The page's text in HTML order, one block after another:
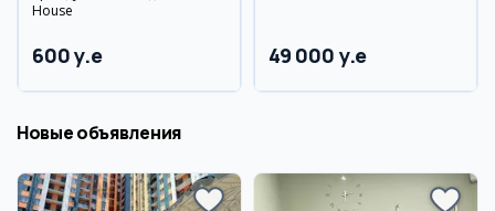
House
600 y.e 49 000 y.e
Новые объявления